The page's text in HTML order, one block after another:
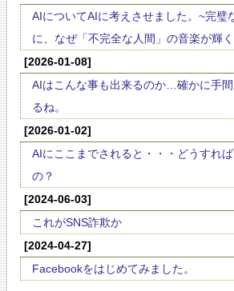
AIについてAIに考えさせました。~完璧
に、なぜ「不完全な人間」の音楽が輝
[2026-01-08]
AIはこんな事も出来るのか…確かに手
るね。
[2026-01-02]
AIにここまでされると・・・どうすれ
の？
[2024-06-03]
これがSNS詐欺か
[2024-04-27]
Facebookをはじめてみました。